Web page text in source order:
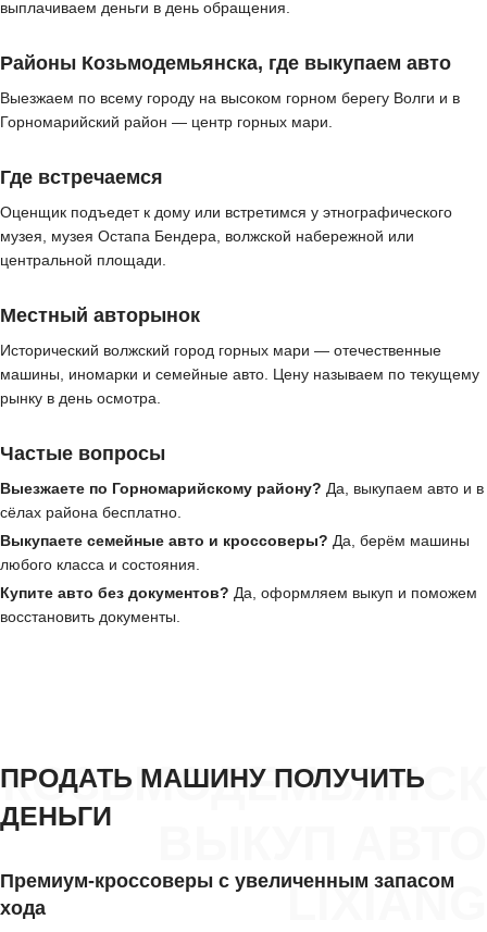
выплачиваем деньги в день обращения.
Районы Козьмодемьянска, где выкупаем авто
Выезжаем по всему городу на высоком горном берегу Волги и в
Горномарийский район — центр горных мари.
Где встречаемся
Оценщик подъедет к дому или встретимся у этнографического
музея, музея Остапа Бендера, волжской набережной или
центральной площади.
Местный авторынок
Исторический волжский город горных мари — отечественные
машины, иномарки и семейные авто. Цену называем по текущему
рынку в день осмотра.
Частые вопросы
Выезжаете по Горномарийскому району? Да, выкупаем авто и в
сёлах района бесплатно.
Выкупаете семейные авто и кроссоверы? Да, берём машины
любого класса и состояния.
Купите авто без документов? Да, оформляем выкуп и поможем
восстановить документы.
КОЗЬМОДЕМЬЯНСК
LIXIANG
ПРОДАТЬ МАШИНУ ПОЛУЧИТЬ
ДЕНЬГИ
Премиум-кроссоверы с увеличенным запасом
хода